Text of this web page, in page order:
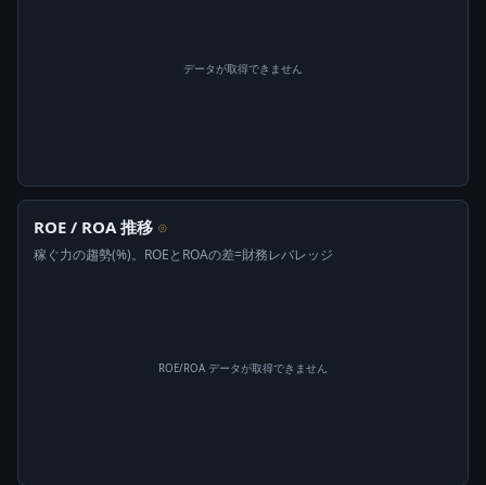
データが取得できません
ROE / ROA 推移 ⊙
稼ぐ力の趨勢(%)。ROEとROAの差=財務レバレッジ
ROE/ROA データが取得できません